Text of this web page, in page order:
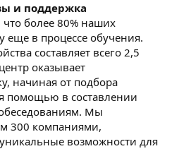
и поддержка
что более 80% наших
еще в процессе обучения.
составляет всего 2,5
оказывает
начиная от подбора
помощью в составлении
Мы
300 компаниями,
возможности для